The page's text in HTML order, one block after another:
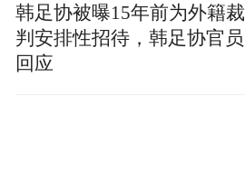
韩足协被曝15年前为外籍裁
判安排性招待，韩足协官员
回应